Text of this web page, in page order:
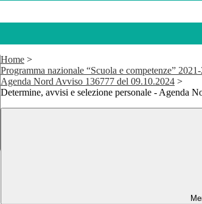
Home >
Programma nazionale “Scuola e competenze”
Agenda Nord Avviso 136777 del 09.10.2024 >
Determine, avvisi e selezione personale - Agenda